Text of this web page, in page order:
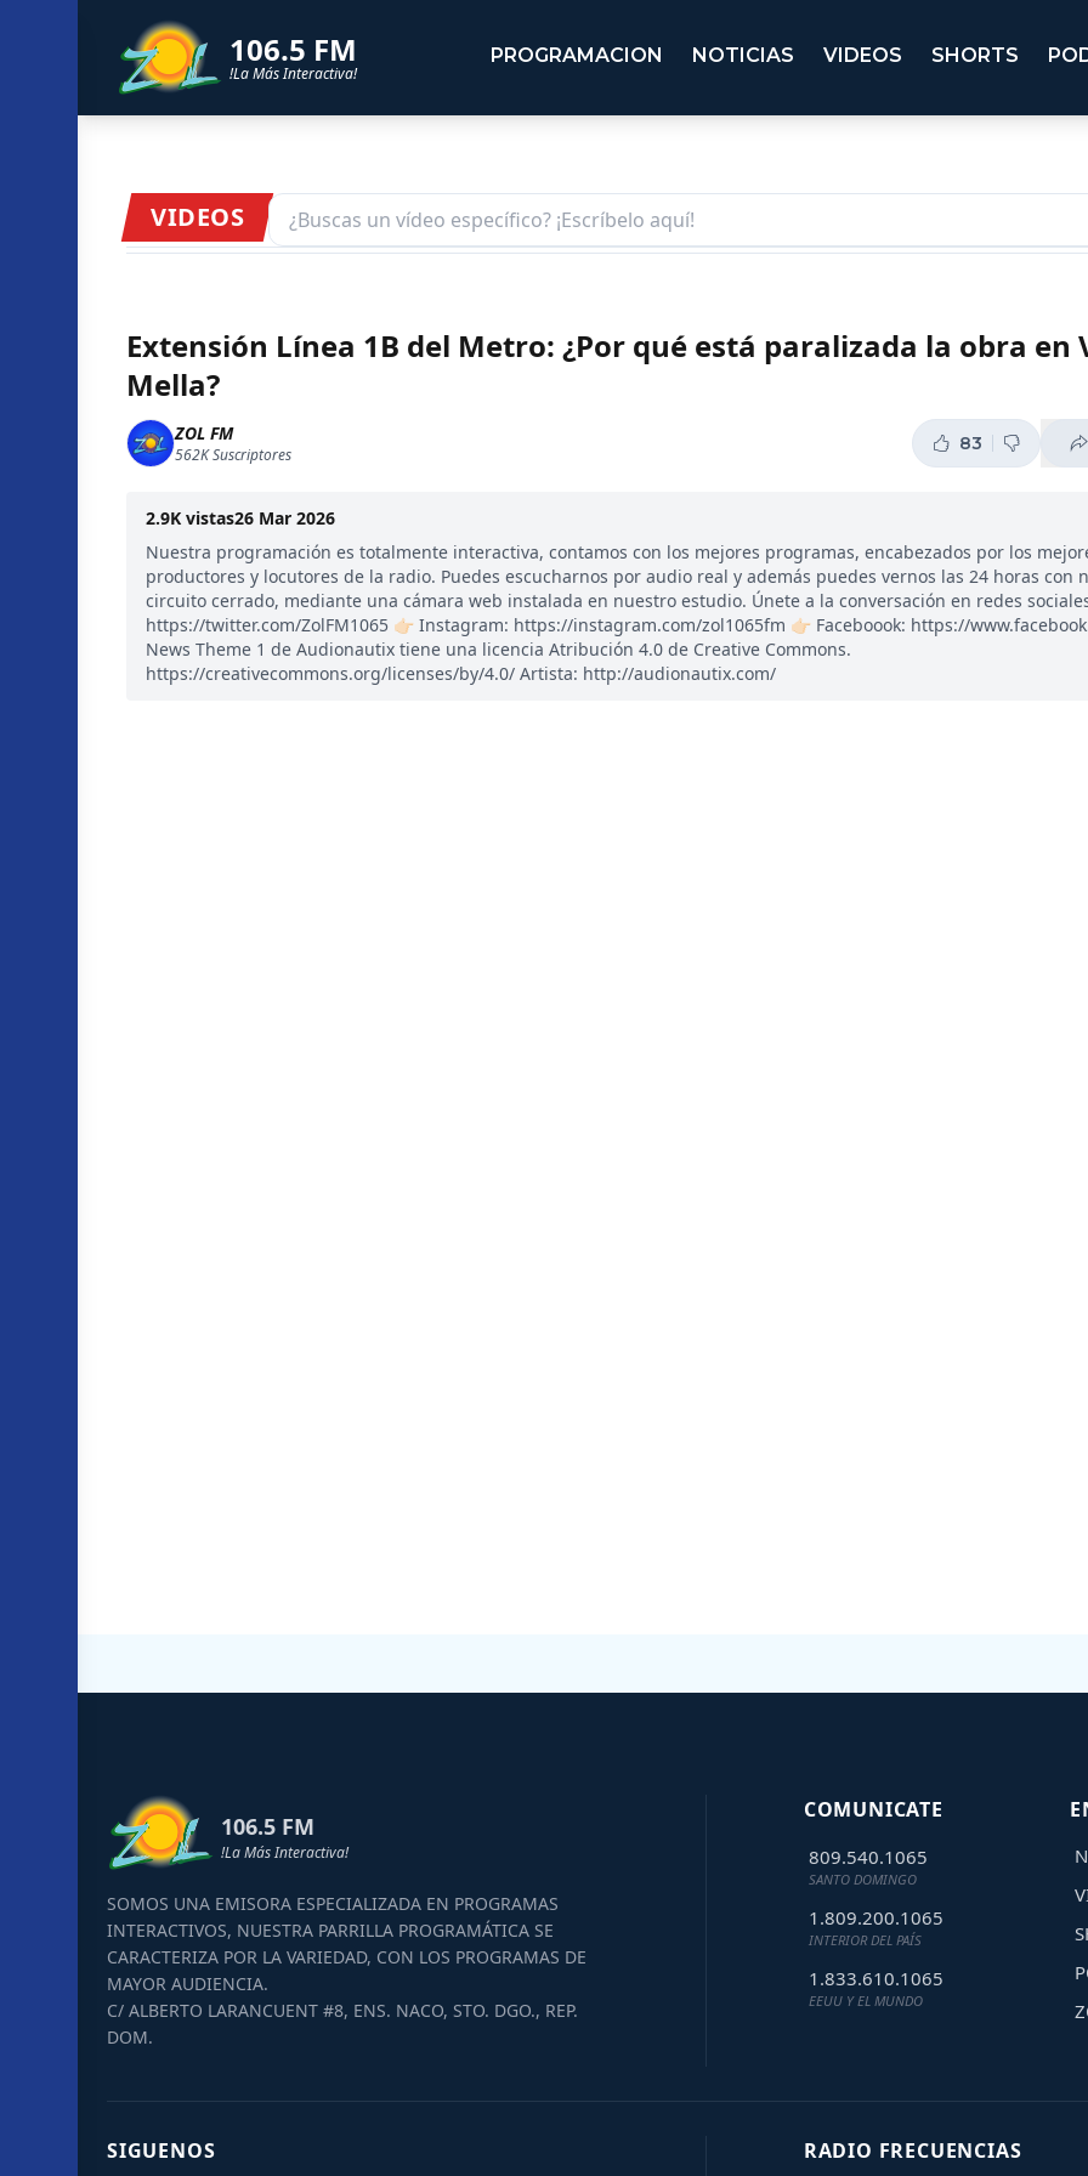
106.5 FM
!La Más Interactiva!
PROGRAMACION NOTICIAS VIDEOS SHORTS
VIDEOS
Extensión Línea 1B del Metro: ¿Por qué está paralizada la obra en
Mella?
ZOL FM
562KSuscriptores
83
2.9K vistas26 Mar 2026
Nuestra programación es totalmente interactiva, contamos con los mejores programas, encabezados por los
productores y locutores de la radio. Puedes escucharnos por audio real y además puedes vernos las 24 horas con
circuito cerrado, mediante una cámara web instalada en nuestro estudio. Únete a la conversación en redes sociales:
https://twitter.com/ZolFM1065 👉🏻 Instagram: https://instagram.com/zol1065fm 👉🏻 Faceboook: https://
News Theme 1 de Audionautix tiene una licencia Atribución 4.0 de Creative Commons.
https://creativecommons.org/licenses/by/4.0/ Artista: http://audionautix.com/
106.5 FM
!La Más Interactiva!
SOMOS UNA EMISORA ESPECIALIZADA EN PROGRAMAS
INTERACTIVOS, NUESTRA PARRILLA PROGRAMÁTICA SE
CARACTERIZA POR LA VARIEDAD, CON LOS PROGRAMAS DE
MAYOR AUDIENCIA.
C/ ALBERTO LARANCUENT #8, ENS. NACO, STO. DGO., REP.
DOM.
COMUNICATE
809.540.1065
SANTO DOMINGO
1.809.200.1065
INTERIOR DEL PAÍS
1.833.610.1065
EEUU Y EL MUNDO
SIGUENOS RADIO FRECUENCIAS